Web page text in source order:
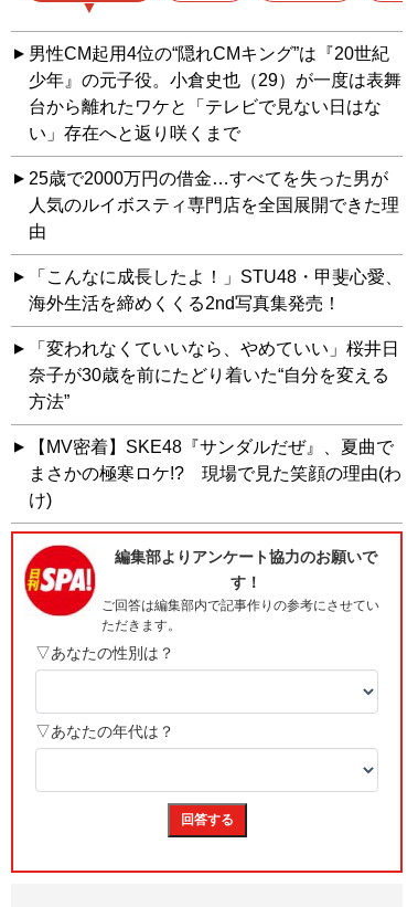
男性CM起用4位の“隠れCMキング”は『20世紀
少年』の元子役。小倉史也（29）が一度は表舞
台から離れたワケと「テレビで見ない日はな
い」存在へと返り咲くまで
25歳で2000万円の借金…すべてを失った男が
人気のルイボスティ専門店を全国展開できた理
由
「こんなに成長したよ！」STU48・甲斐心愛、
海外生活を締めくくる2nd写真集発売！
「変われなくていいなら、やめていい」桜井日
奈子が30歳を前にたどり着いた“自分を変える
方法”
【MV密着】SKE48『サンダルだぜ』、夏曲で
まさかの極寒ロケ!? 現場で見た笑顔の理由(わ
け)